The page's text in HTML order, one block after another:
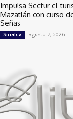
Impulsa Sectur el
Mazatlán con curso
Señas
Sinaloa agosto 7, 2026